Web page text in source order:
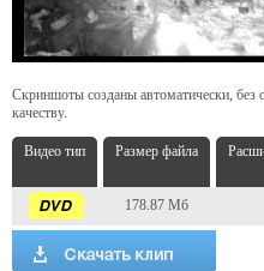
Скриншоты созданы автоматически, без
качеству.
Видео тип Размер файла
178.87 Мб